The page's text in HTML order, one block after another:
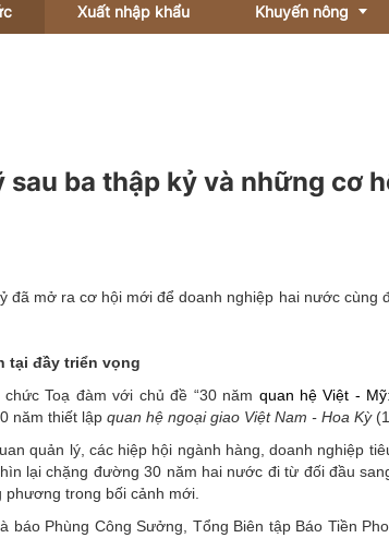
Xuất nhập khẩu Khuyến nông
Video khuyến nông
sau ba thập kỷ và những cơ
đã mở ra cơ hội mới để doanh nghiệp hai nước cùng
tại đầy triển vọng
chức Toạ đàm với chủ đề “30 năm quan hệ Việt - Mỹ
năm thiết lập quan hệ ngoại giao Việt Nam - Hoa Kỳ
quản lý, các hiệp hội ngành hàng, doanh nghiệp
lại chặng đường 30 năm hai nước đi từ đối đầu
trong bối cảnh mới.
báo Phùng Công Sưởng, Tổng Biên tập Báo Tiền